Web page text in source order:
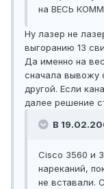
на ВЕСЬ
Ну лазер не
выгоранию 13
Да именно на
сначала вывожу
другой. Если
далее решение
В
Cisco 3560 и
нареканий,
не вставали.